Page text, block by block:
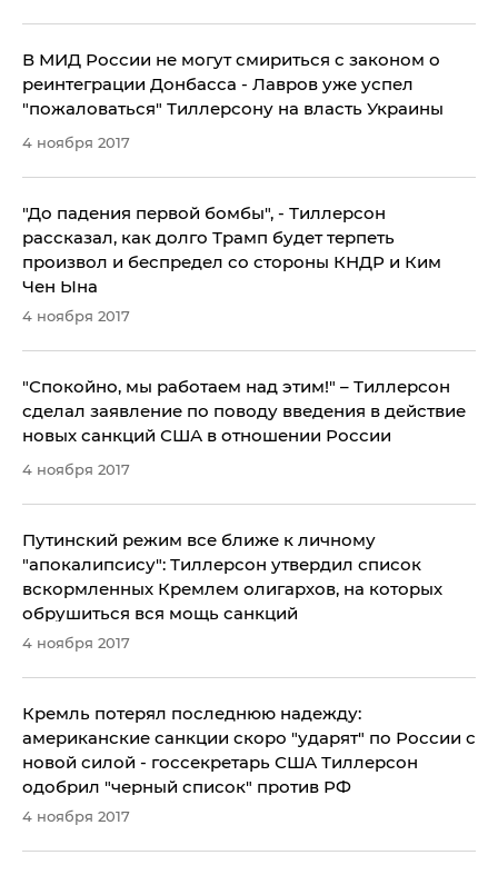
В МИД России не могут смириться с законом о
реинтеграции Донбасса - Лавров уже успел
"пожаловаться" Тиллерсону на власть Украины
4 ноября 2017
"До падения первой бомбы", - Тиллерсон
рассказал, как долго Трамп будет терпеть
произвол и беспредел со стороны КНДР и Ким
Чен Ына
4 ноября 2017
"Спокойно, мы работаем над этим!" – Тиллерсон
сделал заявление по поводу введения в действие
новых санкций США в отношении России
4 ноября 2017
​Путинский режим все ближе к личному
"апокалипсису": Тиллерсон утвердил список
вскормленных Кремлем олигархов, на которых
обрушиться вся мощь санкций
4 ноября 2017
Кремль потерял последнюю надежду:
американские санкции скоро "ударят" по России с
новой силой - госсекретарь США Тиллерсон
одобрил "черный список" против РФ
4 ноября 2017